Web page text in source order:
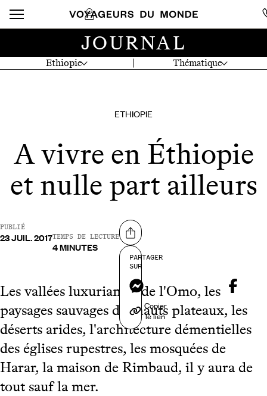
Ethiopie Thématique
JOURNAL
ETHIOPIE
A vivre en Éthiopie
et nulle part ailleurs
PUBLIÉ
23 JUIL. 2017TEMPS DE LECTURE
4 MINUTES
Partager sur
PARTAGER
SUR
Messenger
Copier
le lien
Les vallées luxuriantes de l'Omo, les
paysages sauvages des hauts plateaux, les
déserts arides, l'architecture démentielles
des églises rupestres, les mosquées de
Harar, la maison de Rimbaud, il y aura de
tout sauf la mer.